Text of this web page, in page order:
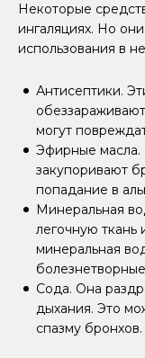
Некоторые
ингаляциях. Но
использования в
Антисептики.
могут
Эфирные масла.
закупоривают
попадание в
Минеральная
легочную ткань
минеральная
Сода. Она
дыхания. Это
спазму бронхов.